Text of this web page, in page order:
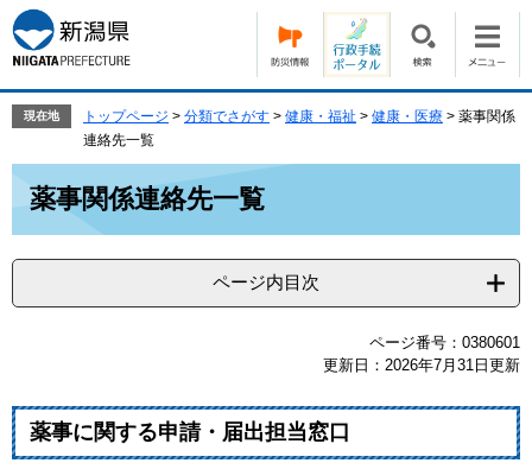
ー
ジ
の
で
す。
ニ
ュ
ー
ば
本
文
現在地 トップページ > 分類でさがす > 健康・福祉 > 健康・医療 > 薬事関係
連絡先一覧
薬事関係連絡先一覧
ページ内目次
ページ番号：0380601
更新日：2026年7月31日更新
薬事に関する申請・届出担当窓口